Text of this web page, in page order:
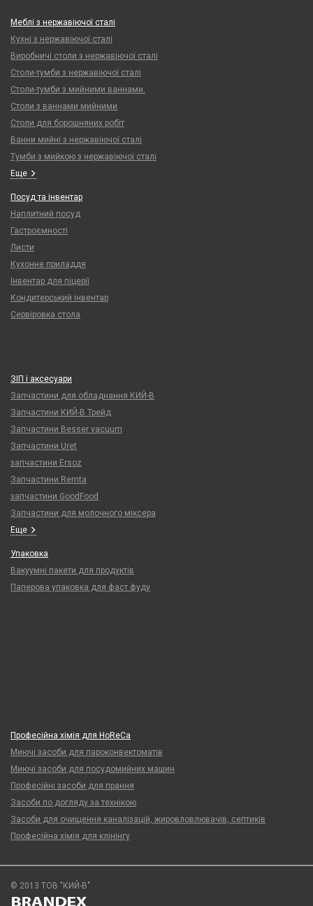
Меблі з нержавіючої сталі
Кухні з нержавіючої сталі
Виробничі столи з нержавіючої сталі
Столи-тумби з нержавіючої сталі
Столи-тумби з мийними ваннами.
Столи з ваннами мийними
Столи для борошняних робіт
Ванни мийні з нержавіючої сталі
Тумби з мийкою з нержавіючої сталі
Еще
Посуд та інвентар
Наплитний посуд
Гастроємності
Листи
Кухонне приладдя
Інвентар для піцерії
Кондитерський інвентар
Сервіровка стола
ЗІП і аксесуари
Запчастини для обладнання КИЙ-В
Запчастини КИЙ-В Трейд
Запчастини Besser vacuum
Запчастини Uret
запчастини Ersoz
Запчастини Remta
запчастини GoodFood
Запчастини для молочного міксера
Еще
Упаковка
Вакуумні пакети для продуктів
Паперова упаковка для фаст фуду
Професійна хімія для HoReCa
Миючі засоби для пароконвектоматів
Миючі засоби для посудомийних машин
Професійні засоби для прання
Засоби по догляду за технікою
Засоби для очищення каналізацій, жировловлювачів, септиків
Професійна хімія для клінінгу
© 2013 ТОВ "КИЙ-В".